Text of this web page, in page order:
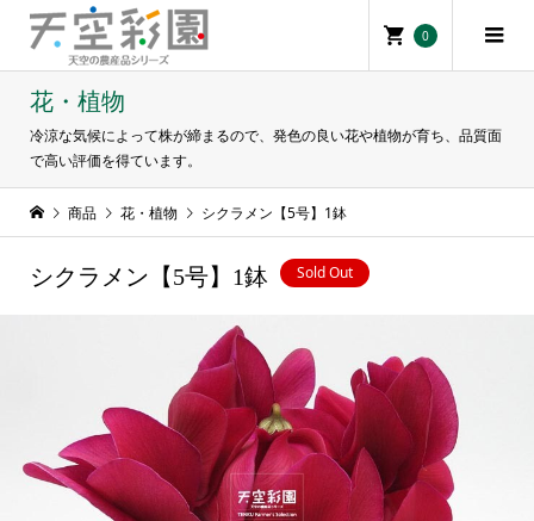
0
花・植物
冷涼な気候によって株が締まるので、発色の良い花や植物が育ち、品質面
で高い評価を得ています。
商品 花・植物 シクラメン【5号】1鉢
シクラメン【5号】1鉢 Sold Out